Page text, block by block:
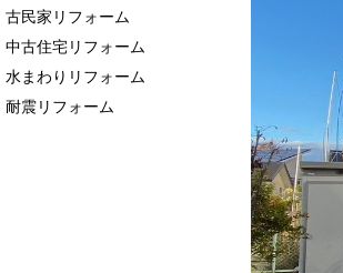
古民家リフォーム
中古住宅リフォーム
水まわりリフォーム
耐震リフォーム